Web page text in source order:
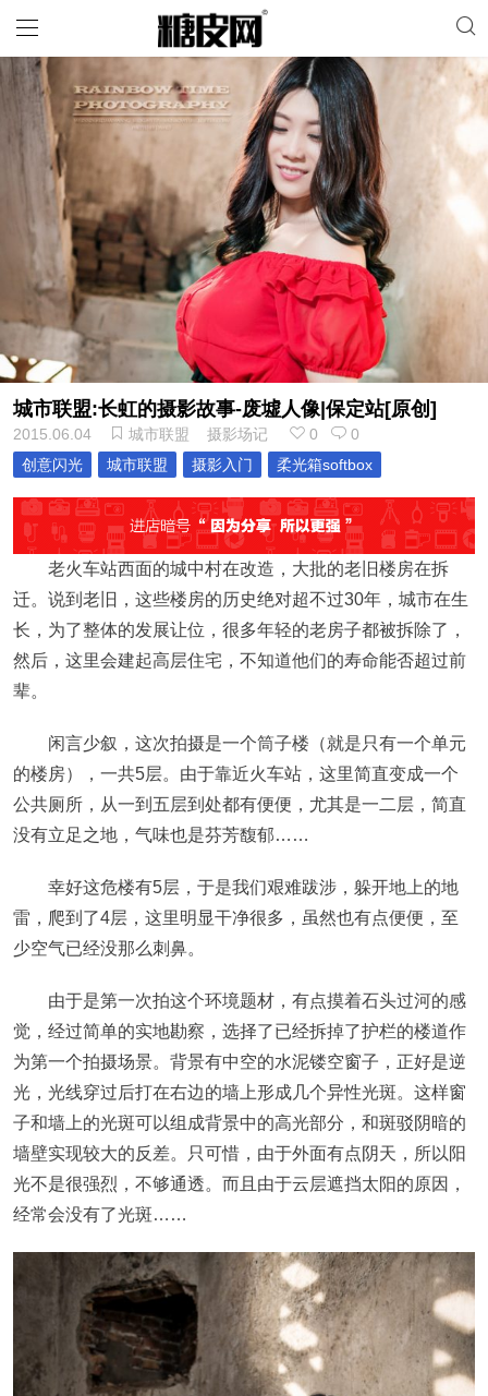
城市联盟:长虹的摄影故事-废墟人像|保定站[原创]
2015.06.04 城市联盟 摄影场记 0
0
创意闪光
城市联盟 摄影入门 柔光箱softbox
老火车站西面的城中村在改造，大批的老旧楼房在拆
迁。说到老旧，这些楼房的历史绝对超不过30年，城市在生
长，为了整体的发展让位，很多年轻的老房子都被拆除了，
然后，这里会建起高层住宅，不知道他们的寿命能否超过前
辈。
闲言少叙，这次拍摄是一个筒子楼（就是只有一个单元
的楼房），一共5层。由于靠近火车站，这里简直变成一个
公共厕所，从一到五层到处都有便便，尤其是一二层，简直
没有立足之地，气味也是芬芳馥郁……
幸好这危楼有5层，于是我们艰难跋涉，躲开地上的地
雷，爬到了4层，这里明显干净很多，虽然也有点便便，至
少空气已经没那么刺鼻。
由于是第一次拍这个环境题材，有点摸着石头过河的感
觉，经过简单的实地勘察，选择了已经拆掉了护栏的楼道作
为第一个拍摄场景。背景有中空的水泥镂空窗子，正好是逆
光，光线穿过后打在右边的墙上形成几个异性光斑。这样窗
子和墙上的光斑可以组成背景中的高光部分，和斑驳阴暗的
墙壁实现较大的反差。只可惜，由于外面有点阴天，所以阳
光不是很强烈，不够通透。而且由于云层遮挡太阳的原因，
经常会没有了光斑……